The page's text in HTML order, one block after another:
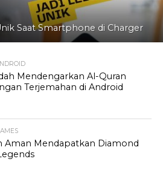
Saat Smartphone di Charger
Mendengarkan Al-Quran
Terjemahan di Android
Aman Mendapatkan Diamond